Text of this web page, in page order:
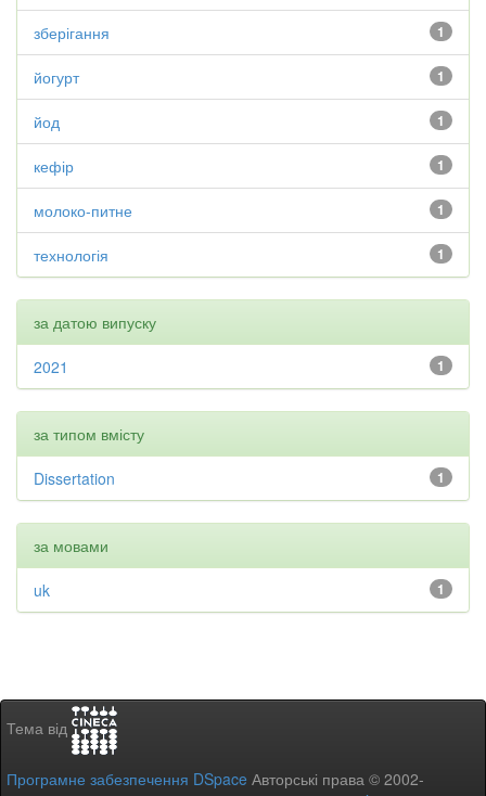
1
зберігання
1
йогурт
1
йод
1
кефір
1
молоко-питне
1
технологія
за датою випуску
1
2021
за типом вмісту
1
Dissertation
за мовами
1
uk
Тема від
Програмне забезпечення DSpace Авторські права © 2002-